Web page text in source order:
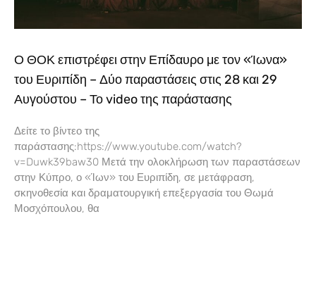
Ο ΘΟΚ επιστρέφει στην Επίδαυρο με τον «Ίωνα»
του Ευριπίδη – Δύο παραστάσεις στις 28 και 29
Αυγούστου – Το video της παράστασης
Δείτε το βίντεο της
παράστασης:https://www.youtube.com/watch?
v=Duwk39baw30 Μετά την ολοκλήρωση των παραστάσεων
στην Κύπρο, ο «Ίων» του Ευριπίδη, σε μετάφραση,
σκηνοθεσία και δραματουργική επεξεργασία του Θωμά
Μοσχόπουλου, θα